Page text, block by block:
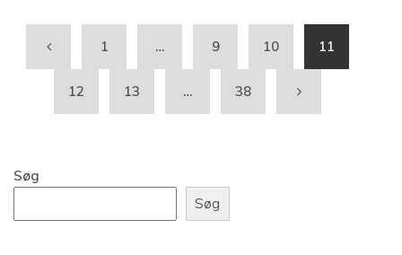
1 … 9 10 11
12 13 … 38
Søg
Søg